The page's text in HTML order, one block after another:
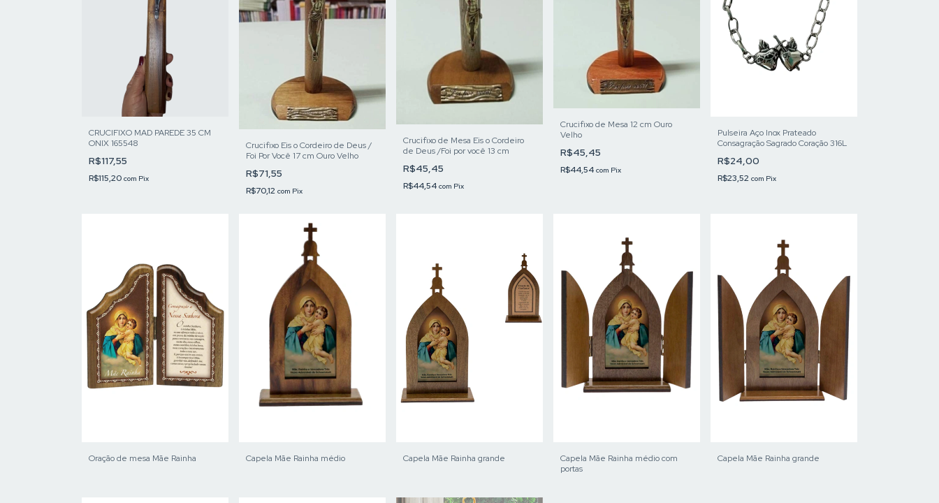
CRUCIFIXO MAD PAREDE 35 CM
ONIX 165548
R$117,55
R$115,20 com Pix
Crucifixo Eis o Cordeiro de Deus /
Foi Por Você 17 cm Ouro Velho
R$71,55
R$70,12 com Pix
Crucifixo de Mesa Eis o Cordeiro
de Deus /Foi por você 13 cm
R$45,45
R$44,54 com Pix
Crucifixo de Mesa 12 cm Ouro
Velho
R$45,45
R$44,54 com Pix
Pulseira Aço Inox Prateado
Consagração Sagrado Coração 316L
R$24,00
R$23,52 com Pix
Oração de mesa Mãe Rainha Capela Mãe Rainha médio Capela Mãe Rainha grande
Capela Mãe Rainha médio com
portas
Capela Mãe Rainha grande